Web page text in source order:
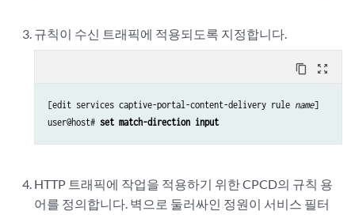
규칙이 수신 트래픽에 적용되도록 지정합니다.
content_copy zoom_out_map
[edit services captive-portal-content-delivery rule name]
user@host# set match-direction input
HTTP 트래픽에 작업을 적용하기 위한 CPCD의 규칙 용
어를 정의합니다. 벽으로 둘러싸인 정원이 서비스 필터